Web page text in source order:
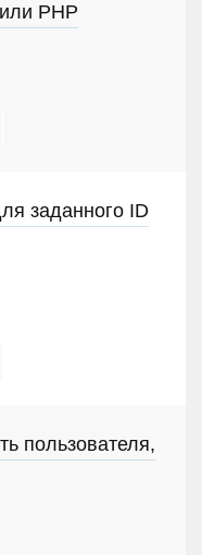
PHP
заданного ID
пользователя,